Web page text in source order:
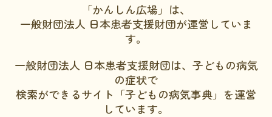
「かんしん広場」は、
一般財団法人 日本患者支援財団が運営していま
す。
一般財団法人 日本患者支援財団は、子どもの病気
の症状で
検索ができるサイト「子どもの病気事典」を運営
しています。